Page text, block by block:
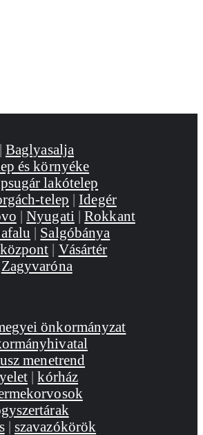
| Baglyasalja
és környéke
lakótelep
telep |Idegér
|Nyugati |Rokkant
| Salgóbánya
| Vásártér
Zagyvaróna
önkormányzat
menetrend
|kórház
| szavazókörök